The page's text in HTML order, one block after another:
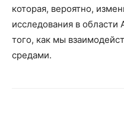
которая, вероятно,
исследования в
того, как мы
средами.